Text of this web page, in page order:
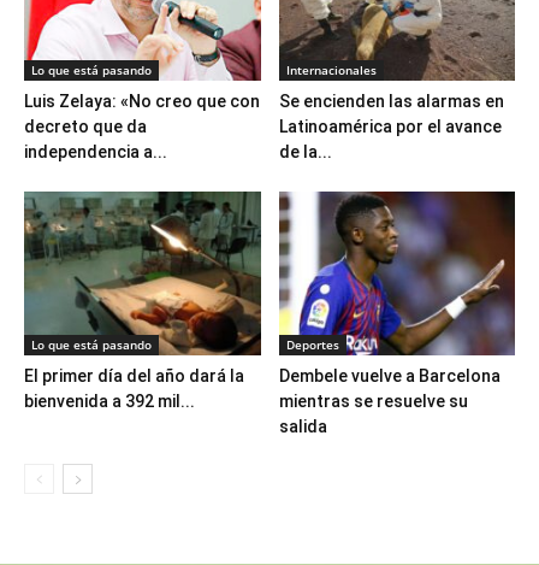
Lo que está pasando
Luis Zelaya: «No creo que con
decreto que da
independencia a...
Internacionales
Se encienden las alarmas en
Latinoamérica por el avance
de la...
Lo que está pasando
El primer día del año dará la
bienvenida a 392 mil...
Deportes
Dembele vuelve a Barcelona
mientras se resuelve su
salida